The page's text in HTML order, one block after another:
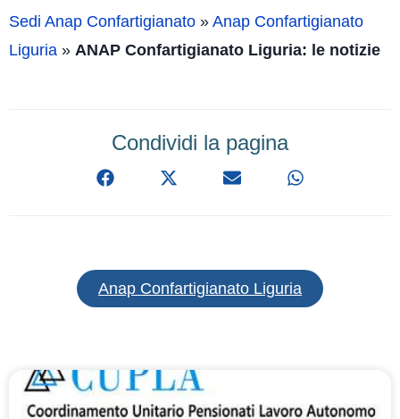
Sedi Anap Confartigianato » Anap Confartigianato
Liguria » ANAP Confartigianato Liguria: le notizie
Condividi la pagina
Anap Confartigianato Liguria